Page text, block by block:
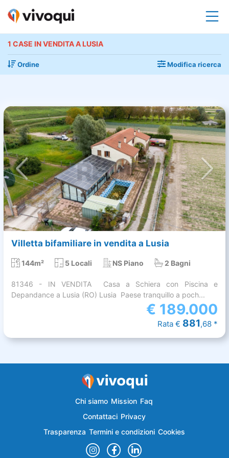
1 CASE IN VENDITA A LUSIA
Ordine Modifica ricerca
Villetta bifamiliare in vendita a Lusia
144m² 5 Locali NS Piano 2 Bagni
81346 - IN VENDITA  Casa a Schiera con Piscina e
Depandance a Lusia (RO) Lusia  Paese tranquillo a poch...
€ 189.000
Rata € 881,68 *
Chi siamo Mission Faq
Contattaci Privacy
Trasparenza Termini e condizioni Cookies